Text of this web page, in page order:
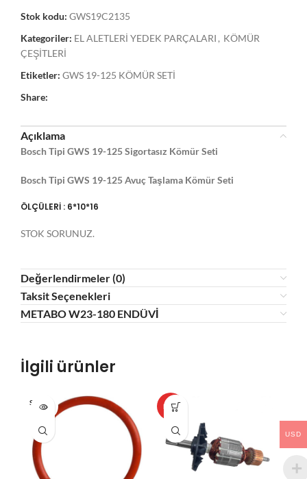
Stok kodu: GWS19C2135
Kategoriler: EL ALETLERİ YEDEK PARÇALARI , KÖMÜR
ÇEŞİTLERİ
Etiketler: GWS 19-125 KÖMÜR SETİ
Share:
Açıklama
Bosch Tipi GWS 19-125 Sigortasız Kömür Seti
Bosch Tipi GWS 19-125 Avuç Taşlama Kömür Seti
ÖLÇÜLERİ : 6*10*16
STOK SORUNUZ.
Değerlendirmeler (0)
Taksit Seçenekleri
METABO W23-180 ENDÜVİ
İlgili ürünler
SOLD O
UT
HOT
USD